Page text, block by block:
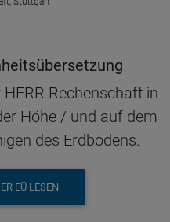
Rechenschaft in
Höhe / und auf dem
des Erdbodens.
EÜ LESEN